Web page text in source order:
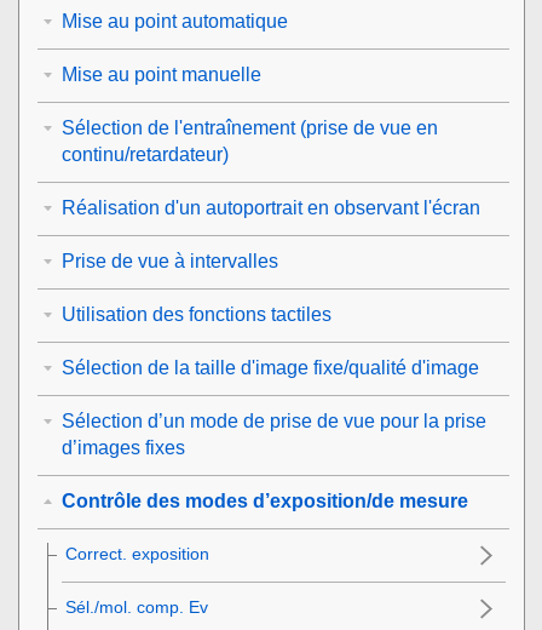
Mise au point automatique
Mise au point manuelle
Sélection de l'entraînement (prise de vue en
continu/retardateur)
Réalisation d'un autoportrait en observant l'écran
Prise de vue à intervalles
Utilisation des fonctions tactiles
Sélection de la taille d'image fixe/qualité d'image
Sélection d’un mode de prise de vue pour la prise
d’images fixes
Contrôle des modes d’exposition/de mesure
Correct. exposition
Sél./mol. comp. Ev